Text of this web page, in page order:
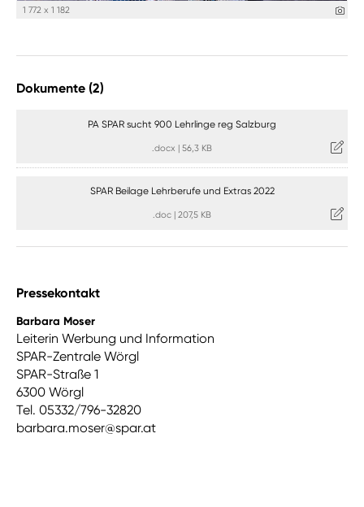
1 772 x 1 182
Dokumente (2)
PA SPAR sucht 900 Lehrlinge reg Salzburg
.docx | 56,3 KB
SPAR Beilage Lehrberufe und Extras 2022
.doc | 207,5 KB
Pressekontakt
Barbara Moser
Leiterin Werbung und Information
SPAR-Zentrale Wörgl
SPAR-Straße 1
6300 Wörgl
Tel. 05332/796-32820
barbara.moser@spar.at